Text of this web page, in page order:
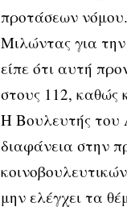
προτάσεων
Μιλώντας για
είπε ότι αυτή
στους 112, καθώς
Η Βουλευτής του
διαφάνεια στην
μην ελέγχει τα